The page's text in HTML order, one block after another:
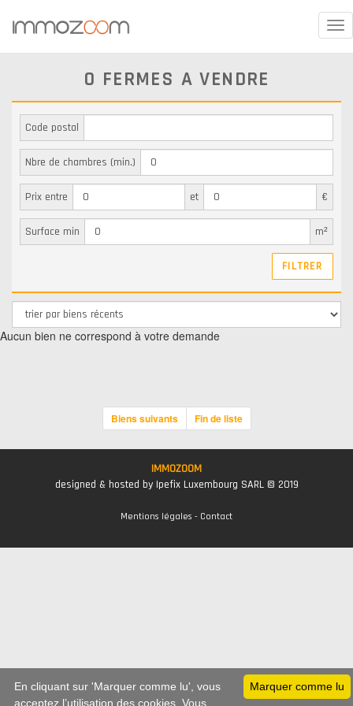
0 FERMES A VENDRE
Code postal
Nbre de chambres (min.)
Prix entre et €
Surface min m²
Aucun bien ne correspond à votre demande
Biens suivants Fin de liste
IMMOZOOM
designed & hosted by Ipefix Luxembourg SARL © 2019
Mentions légales - Contact
Marquer comme lu
En cliquant sur 'Marquer comme lu', vous
acceptez l’utilisation des cookies. Vous